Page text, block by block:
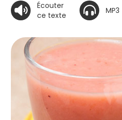
Écouter
ce texte
MP3